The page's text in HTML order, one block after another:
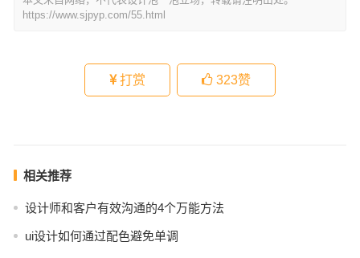
https://www.sjpyp.com/55.html
打赏 323赞
相关推荐
设计师和客户有效沟通的4个万能方法
ui设计如何通过配色避免单调